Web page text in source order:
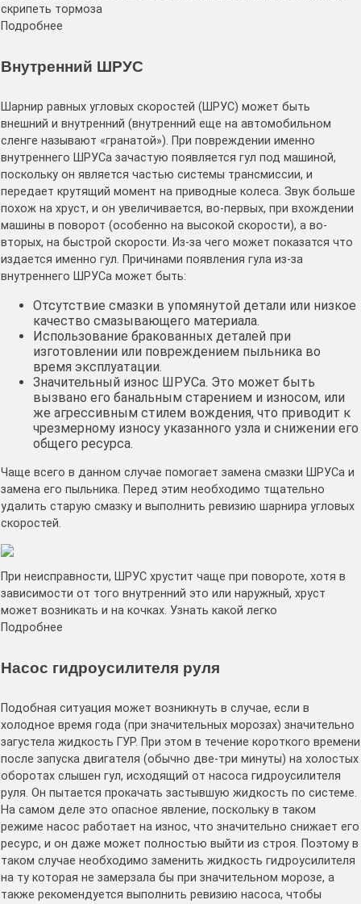
скрипеть тормоза
Подробнее
Внутренний ШРУС
Шарнир равных угловых скоростей (ШРУС) может быть
внешний и внутренний (внутренний еще на автомобильном
сленге называют «гранатой»). При повреждении именно
внутреннего ШРУСа зачастую появляется гул под машиной,
поскольку он является частью системы трансмиссии, и
передает крутящий момент на приводные колеса. Звук больше
похож на хруст, и он увеличивается, во-первых, при вхождении
машины в поворот (особенно на высокой скорости), а во-
вторых, на быстрой скорости. Из-за чего может показатся что
издается именно гул. Причинами появления гула из-за
внутреннего ШРУСа может быть:
Отсутствие смазки в упомянутой детали или низкое
качество смазывающего материала.
Использование бракованных деталей при
изготовлении или повреждением пыльника во
время эксплуатации.
Значительный износ ШРУСа. Это может быть
вызвано его банальным старением и износом, или
же агрессивным стилем вождения, что приводит к
чрезмерному износу указанного узла и снижении его
общего ресурса.
Чаще всего в данном случае помогает замена смазки ШРУСа и
замена его пыльника. Перед этим необходимо тщательно
удалить старую смазку и выполнить ревизию шарнира угловых
скоростей.
При неисправности, ШРУС хрустит чаще при повороте, хотя в
зависимости от того внутренний это или наружный, хруст
может возникать и на кочках. Узнать какой легко
Подробнее
Насос гидроусилителя руля
Подобная ситуация может возникнуть в случае, если в
холодное время года (при значительных морозах) значительно
загустела жидкость ГУР. При этом в течение короткого времени
после запуска двигателя (обычно две-три минуты) на холостых
оборотах слышен гул, исходящий от насоса гидроусилителя
руля. Он пытается прокачать застывшую жидкость по системе.
На самом деле это опасное явление, поскольку в таком
режиме насос работает на износ, что значительно снижает его
ресурс, и он даже может полностью выйти из строя. Поэтому в
таком случае необходимо заменить жидкость гидроусилителя
на ту которая не замерзала бы при значительном морозе, а
также рекомендуется выполнить ревизию насоса, чтобы